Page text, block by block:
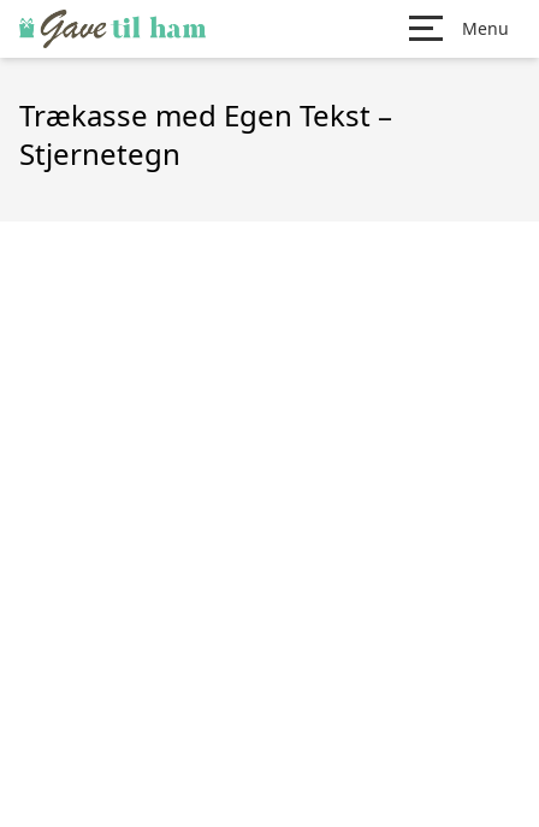
Menu
Trækasse med Egen Tekst –
Stjernetegn